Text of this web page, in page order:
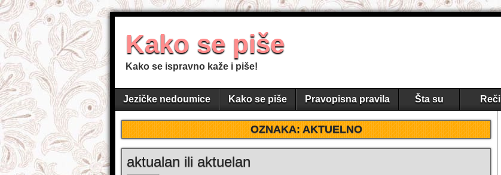
Kako se piše
Kako se ispravno kaže i piše!
Jezičke nedoumice Kako se piše Pravopisna pravila Šta su Reči
OZNAKA:AKTUELNO
aktualan ili aktuelan